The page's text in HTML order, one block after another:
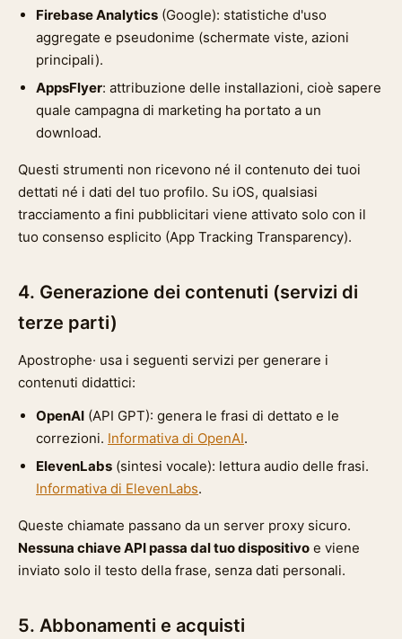
Firebase Analytics (Google): statistiche d'uso
aggregate e pseudonime (schermate viste, azioni
principali).
AppsFlyer: attribuzione delle installazioni, cioè sapere
quale campagna di marketing ha portato a un
download.
Questi strumenti non ricevono né il contenuto dei tuoi
dettati né i dati del tuo profilo. Su iOS, qualsiasi
tracciamento a fini pubblicitari viene attivato solo con il
tuo consenso esplicito (App Tracking Transparency).
4. Generazione dei contenuti (servizi di
terze parti)
Apostrophe· usa i seguenti servizi per generare i
contenuti didattici:
OpenAI (API GPT): genera le frasi di dettato e le
correzioni. Informativa di OpenAI.
ElevenLabs (sintesi vocale): lettura audio delle frasi.
Informativa di ElevenLabs.
Queste chiamate passano da un server proxy sicuro.
Nessuna chiave API passa dal tuo dispositivo e viene
inviato solo il testo della frase, senza dati personali.
5. Abbonamenti e acquisti